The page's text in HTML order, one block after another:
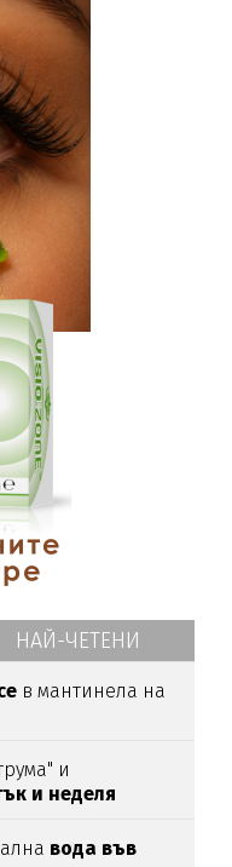
НАЙ-ЧЕТЕНИ
в мантинела на
и
и неделя
вода във